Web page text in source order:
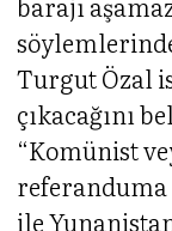
Turgut Özal
çıkacağını
“Komünist
ile